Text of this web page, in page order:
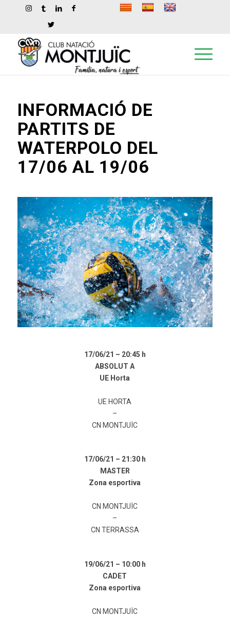
INFORMACIÓ DE
PARTITS DE
WATERPOLO DEL
17/06 AL 19/06
17/06/21 – 20:45 h
ABSOLUT A
UE Horta
UE HORTA
–
CN MONTJUÏC
17/06/21 – 21:30 h
MASTER
Zona esportiva
CN MONTJUÏC
–
CN TERRASSA
19/06/21 – 10:00 h
CADET
Zona esportiva
CN MONTJUÏC